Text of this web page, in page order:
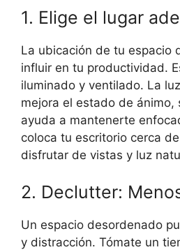
1. Elige el lugar
La ubicación de tu espacio
influir en tu productividad.
iluminado y ventilado. La
mejora el estado de ánimo,
ayuda a mantenerte
coloca tu escritorio cerca
disfrutar de vistas y luz
2. Declutter:
Un espacio desordenado
y distracción. Tómate un